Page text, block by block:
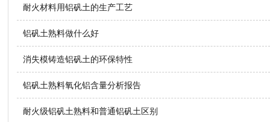
耐火材料用铝矾土的生产工艺
铝矾土熟料做什么好
消失模铸造铝矾土的环保特性
铝矾土熟料氧化铝含量分析报告
耐火级铝矾土熟料和普通铝矾土区别